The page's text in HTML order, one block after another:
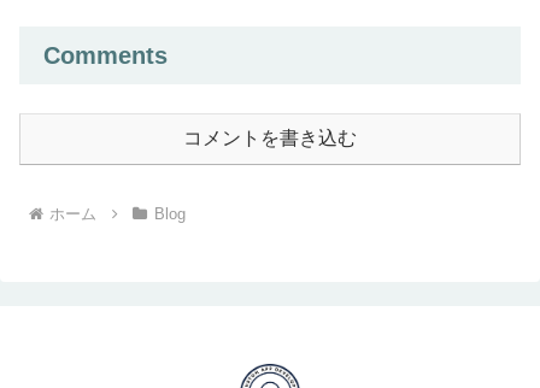
Comments
コメントを書き込む
ホーム Blog